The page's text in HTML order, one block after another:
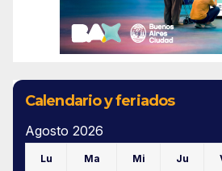
Calendario y feriados
Agosto 2026
Lu Ma Mi Ju